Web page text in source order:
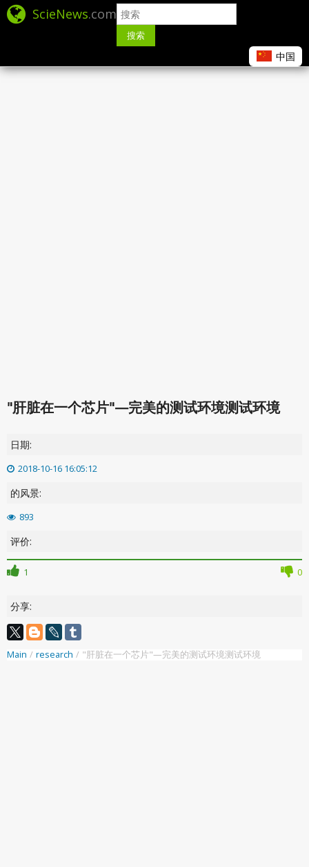
ScieNews.com
搜索
中国
"肝脏在一个芯片"—完美的测试环境测试环境
日期:
2018-10-16 16:05:12
的风景:
893
评价:
1 0
分享:
Main / research / "肝脏在一个芯片"—完美的测试环境测试环境